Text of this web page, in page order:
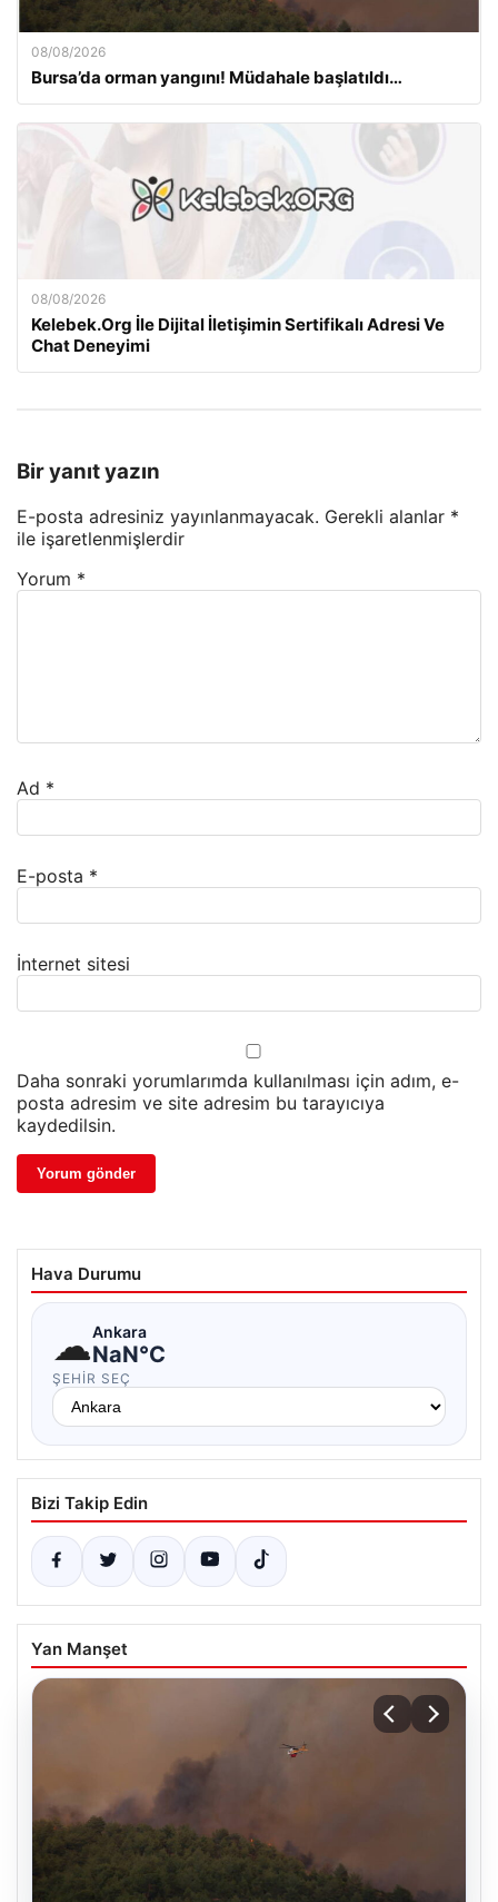
08/08/2026
Bursa’da orman yangını! Müdahale başlatıldı…
08/08/2026
Kelebek.Org İle Dijital İletişimin Sertifikalı Adresi Ve
Chat Deneyimi
Bir yanıt yazın
E-posta adresiniz yayınlanmayacak. Gerekli alanlar *
ile işaretlenmişlerdir
Yorum *
Ad *
E-posta *
İnternet sitesi
Daha sonraki yorumlarımda kullanılması için adım, e-
posta adresim ve site adresim bu tarayıcıya
kaydedilsin.
Hava Durumu
☁Ankara
NaN°C
ŞEHIR SEÇ
Bizi Takip Edin
Yan Manşet